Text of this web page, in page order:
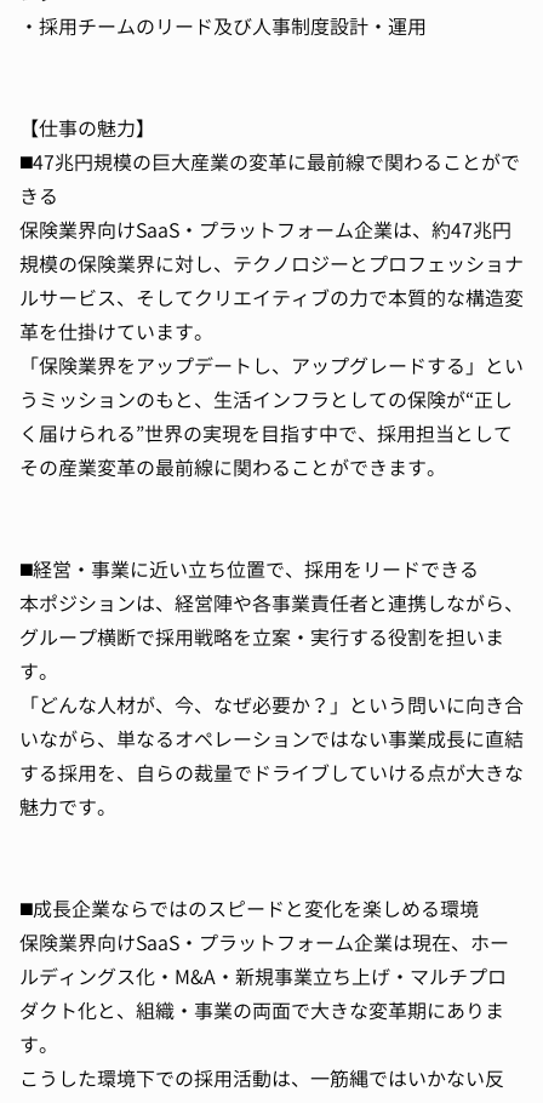
・採用チームのリード及び人事制度設計・運用
【仕事の魅力】
◼️47兆円規模の巨大産業の変革に最前線で関わることがで
きる
保険業界向けSaaS・プラットフォーム企業は、約47兆円
規模の保険業界に対し、テクノロジーとプロフェッショナ
ルサービス、そしてクリエイティブの力で本質的な構造変
革を仕掛けています。
「保険業界をアップデートし、アップグレードする」とい
うミッションのもと、生活インフラとしての保険が“正し
く届けられる”世界の実現を目指す中で、採用担当として
その産業変革の最前線に関わることができます。
◼️経営・事業に近い立ち位置で、採用をリードできる
本ポジションは、経営陣や各事業責任者と連携しながら、
グループ横断で採用戦略を立案・実行する役割を担いま
す。
「どんな人材が、今、なぜ必要か？」という問いに向き合
いながら、単なるオペレーションではない事業成長に直結
する採用を、自らの裁量でドライブしていける点が大きな
魅力です。
◼️成長企業ならではのスピードと変化を楽しめる環境
保険業界向けSaaS・プラットフォーム企業は現在、ホー
ルディングス化・M&A・新規事業立ち上げ・マルチプロ
ダクト化と、組織・事業の両面で大きな変革期にありま
す。
こうした環境下での採用活動は、一筋縄ではいかない反